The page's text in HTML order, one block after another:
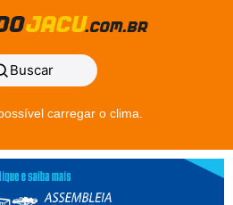
Buscar
carregar o clima.